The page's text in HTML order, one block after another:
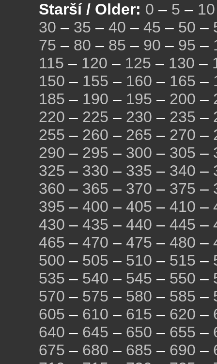
Starší / Older: 0 – 5 – 10
30 – 35 – 40 – 45 – 50 –
75 – 80 – 85 – 90 – 95 –
115 – 120 – 125 – 130 –
150 – 155 – 160 – 165 –
185 – 190 – 195 – 200 –
220 – 225 – 230 – 235 –
255 – 260 – 265 – 270 –
290 – 295 – 300 – 305 –
325 – 330 – 335 – 340 –
360 – 365 – 370 – 375 –
395 – 400 – 405 – 410 –
430 – 435 – 440 – 445 –
465 – 470 – 475 – 480 –
500 – 505 – 510 – 515 –
535 – 540 – 545 – 550 –
570 – 575 – 580 – 585 –
605 – 610 – 615 – 620 –
640 – 645 – 650 – 655 –
675 – 680 – 685 – 690 –